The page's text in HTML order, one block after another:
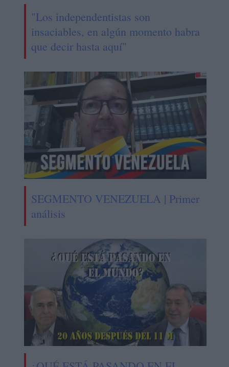
"Los independentistas son
insaciables, en algún momento habra
que decir hasta aquí"
SEGMENTO VENEZUELA | Primer
análisis